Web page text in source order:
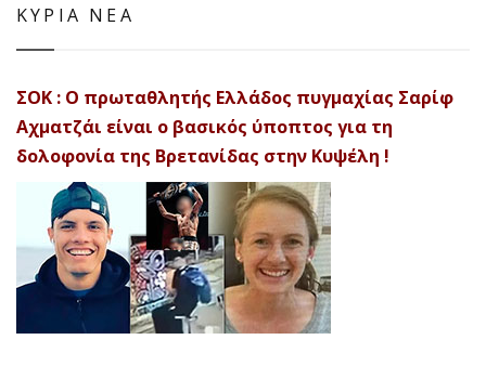
ΚΥΡΙΑ ΝΕΑ
ΣΟΚ : Ο πρωταθλητής Ελλάδος πυγμαχίας Σαρίφ
Αχματζάι είναι ο βασικός ύποπτος για τη
δολοφονία της Βρετανίδας στην Κυψέλη !